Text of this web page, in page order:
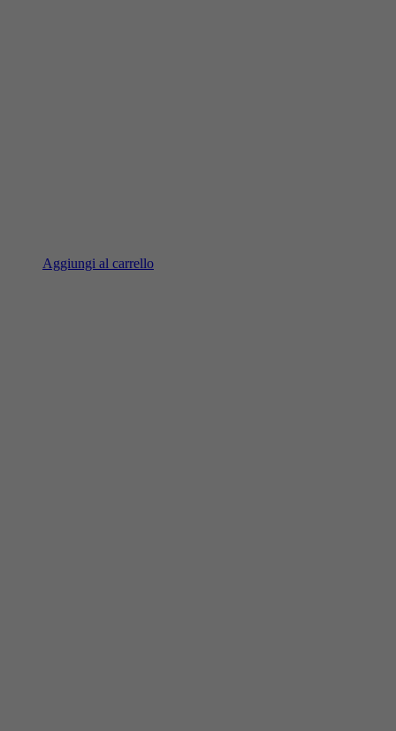
Aggiungi al carrello